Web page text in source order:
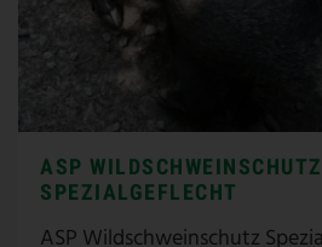
ASP WILDSCHWEINSCHUTZ
SPEZIALGEFLECHT
ASP Wildschweinschutz